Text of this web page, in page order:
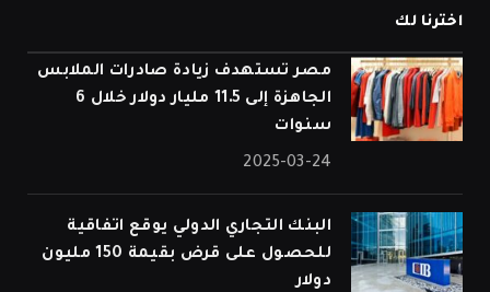
اخترنا لك
مصر تستهدف زيادة صادرات الملابس
الجاهزة إلى 11.5 مليار دولار خلال 6
سنوات
2025-03-24
البنك التجاري الدولي يوقع اتفاقية
للحصول على قرض بقيمة 150 مليون
دولار